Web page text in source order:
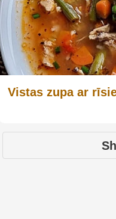
Vistas zupa ar